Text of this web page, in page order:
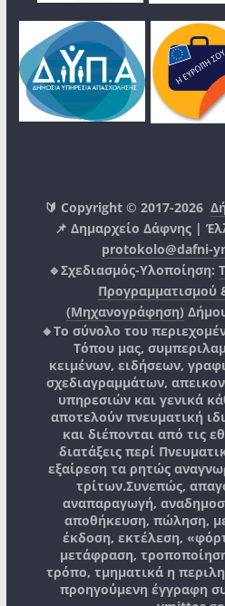
🔰 Copyright © 2017-2026
📌 Δημαρχείο Δάφνης |
protokolo@dafni-
🔹Σχεδιασμός-Υλοποίηση:
Προγραμματισμού
(Μηχανογράφηση)
🔸Το σύνολο του
Τόπου μας,
κειμένων, ειδήσεων,
σχεδιαγραμμάτων,
υπηρεσιών και γενικά
αποτελούν πνευματική
και διέπονται από τις
διατάξεις περί
εξαίρεση τα ρητώς
τρίτων.Συνεπώς,
αναπαραγωγή,
αποθήκευση, πώληση,
έκδοση, εκτέλεση,
μετάφραση,
τρόπο, τμηματικά η
προηγούμενη έγγραφη